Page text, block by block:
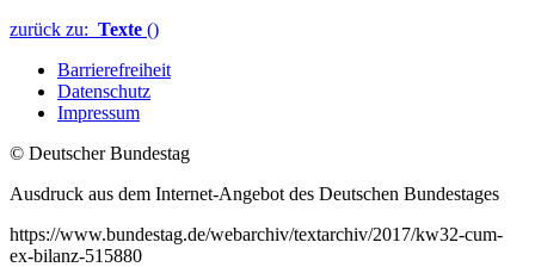
zurück zu: Texte ()
Barrierefreiheit
Datenschutz
Impressum
© Deutscher Bundestag
Ausdruck aus dem Internet-Angebot des Deutschen Bundestages
https://www.bundestag.de/webarchiv/textarchiv/2017/kw32-cum-
ex-bilanz-515880